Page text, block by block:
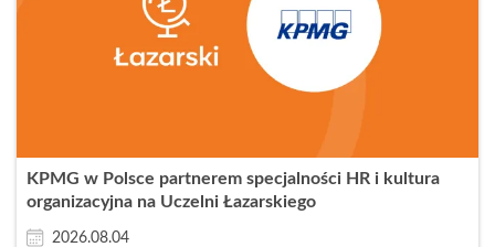
KPMG w Polsce partnerem specjalności HR i kultura
organizacyjna na Uczelni Łazarskiego
2026.08.04